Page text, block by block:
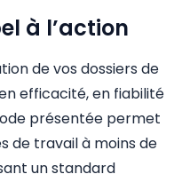
à l’action
de vos dossiers de
efficacité, en fiabilité
présentée permet
de travail à moins de
un standard